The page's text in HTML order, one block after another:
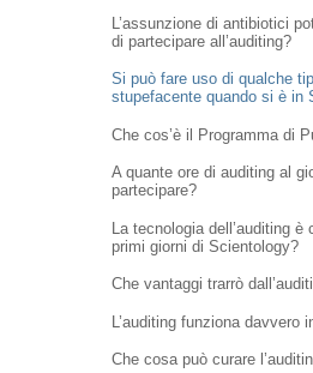
L’assunzione di antibiotici
di partecipare all’auditing?
Si può fare uso di qualche
stupefacente quando si è in
Che cos’è il Programma di
A quante ore di auditing al
partecipare?
La tecnologia dell’auditing è
primi giorni di Scientology?
Che vantaggi trarrò
L’auditing funziona davvero
Che cosa può curare